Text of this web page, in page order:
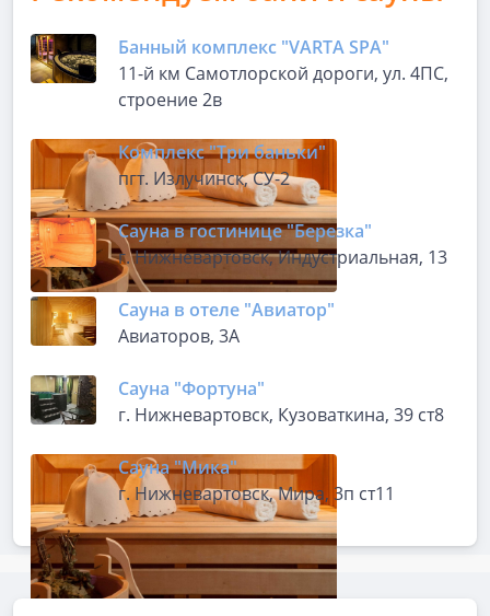
Банный комплекс "VARTA SPA"
11-й км Самотлорской дороги, ул. 4ПС,
строение 2в
Комплекс "Три баньки"
пгт. Излучинск, СУ-2
Сауна в гостинице "Березка"
г. Нижневартовск, Индустриальная, 13
Сауна в отеле "Авиатор"
Авиаторов, 3А
Сауна "Фортуна"
г. Нижневартовск, Кузоваткина, 39 ст8
Сауна "Мика"
г. Нижневартовск, Мира, 3п ст11